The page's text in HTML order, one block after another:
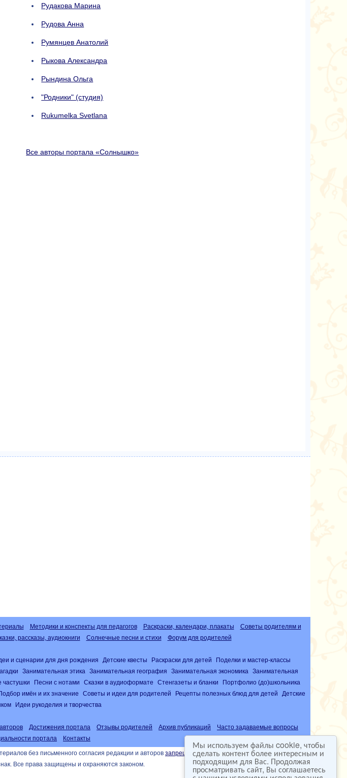
Мы используем файлы cookie, чтобы
сделать контент более интересным и
подходящим для Вас. Продолжая
просматривать сайт, Вы соглашаетесь
Рудакова Марина
Рудова Анна
Румянцев Анатолий
Рыкова Александра
Рындина Ольга
"Родники" (студия)
Rukumelka Svetlana
Все авторы портала «Солнышко»
Методики и конспекты для педагогов Раскраски, календари, плакаты
Советы родителям и
рассказы, аудиокниги Солнечные песни и стихи Форум для родителей
и сценарии для дня рождения Детские квесты Раскраски для детей
Поделки и мастер-классы
Занимательная этика Занимательная география Занимательная экономика
Занимательная
частушки Песни с нотами Сказки в аудиоформате Стенгазеты и бланки
Портфолио (до)школьника
имён и их значение Советы и идеи для родителей Рецепты полезных блюд для детей
Детские
Идеи рукоделия и творчества
Достижения портала Отзывы родителей Архив публикаций
Часто задаваемые вопросы
портала Контакты
без письменного согласия редакции и авторов запрещена
Все права защищены и охраняются законом.